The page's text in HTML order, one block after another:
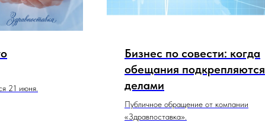
21 июня.
Бизнес по совести: когда
обещания подкрепляются
делами
Публичное обращение от компании
«Здравпоставка».